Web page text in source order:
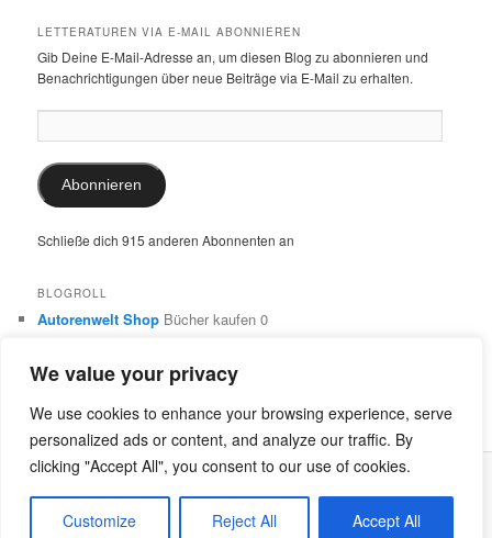
We value your privacy
We use cookies to enhance your browsing experience, serve
personalized ads or content, and analyze our traffic. By
clicking "Accept All", you consent to our use of cookies.
Customize Reject All Accept All
LETTERATUREN VIA E-MAIL ABONNIEREN
Gib Deine E-Mail-Adresse an, um diesen Blog zu abonnieren und
Benachrichtigungen über neue Beiträge via E-Mail zu erhalten.
Mail-
Adresse:
Abonnieren
Schließe dich 915 anderen Abonnenten an
BLOGROLL
Autorenwelt Shop Bücher kaufen 0
0
Dr. Ulrike SchimmingÜbersetzungen aus dem Italienischen
und Englischen 0
Stolz präsentiert von WordPress